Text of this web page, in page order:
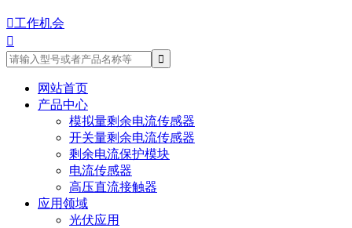
工作机会

网站首页
产品中心
模拟量剩余电流传感器
开关量剩余电流传感器
剩余电流保护模块
电流传感器
高压直流接触器
应用领域
光伏应用